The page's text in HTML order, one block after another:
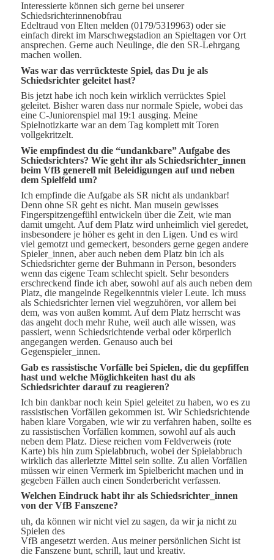
Interessierte können sich gerne bei unserer
Schiedsrichterinnenobfrau
Edeltraud von Elten melden (0179/5319963) oder sie
einfach direkt im Marschwegstadion an Spieltagen vor Ort
ansprechen. Gerne auch Neulinge, die den SR-Lehrgang
machen wollen.
Was war das verrückteste Spiel, das Du je als
Schiedsrichter geleitet hast?
Bis jetzt habe ich noch kein wirklich verrücktes Spiel
geleitet. Bisher waren dass nur normale Spiele, wobei das
eine C-Juniorenspiel mal 19:1 ausging. Meine
Spielnotizkarte war an dem Tag komplett mit Toren
vollgekritzelt.
Wie empfindest du die “undankbare” Aufgabe des
Schiedsrichters? Wie geht ihr als Schiedsrichter_innen
beim VfB generell mit Beleidigungen auf und neben
dem Spielfeld um?
Ich empfinde die Aufgabe als SR nicht als undankbar!
Denn ohne SR geht es nicht. Man musein gewisses
Fingerspitzengefühl entwickeln über die Zeit, wie man
damit umgeht. Auf dem Platz wird unheimlich viel geredet,
insbesondere je höher es geht in den Ligen. Und es wird
viel gemotzt und gemeckert, besonders gerne gegen andere
Spieler_innen, aber auch neben dem Platz bin ich als
Schiedsrichter gerne der Buhmann in Person, besonders
wenn das eigene Team schlecht spielt. Sehr besonders
erschreckend finde ich aber, sowohl auf als auch neben dem
Platz, die mangelnde Regelkenntnis vieler Leute. Ich muss
als Schiedsrichter lernen viel wegzuhören, vor allem bei
dem, was von außen kommt. Auf dem Platz herrscht was
das angeht doch mehr Ruhe, weil auch alle wissen, was
passiert, wenn Schiedsrichtende verbal oder körperlich
angegangen werden. Genauso auch bei
Gegenspieler_innen.
Gab es rassistische Vorfälle bei Spielen, die du gepfiffen
hast und welche Möglichkeiten hast du als
Schiedsrichter darauf zu reagieren?
Ich bin dankbar noch kein Spiel geleitet zu haben, wo es zu
rassistischen Vorfällen gekommen ist. Wir Schiedsrichtende
haben klare Vorgaben, wie wir zu verfahren haben, sollte es
zu rassistischen Vorfällen kommen, sowohl auf als auch
neben dem Platz. Diese reichen vom Feldverweis (rote
Karte) bis hin zum Spielabbruch, wobei der Spielabbruch
wirklich das allerletzte Mittel sein sollte. Zu allen Vorfällen
müssen wir einen Vermerk im Spielbericht machen und in
gegeben Fällen auch einen Sonderbericht verfassen.
Welchen Eindruck habt ihr als Schiedsrichter_innen
von der VfB Fanszene?
uh, da können wir nicht viel zu sagen, da wir ja nicht zu
Spielen des
VfB angesetzt werden. Aus meiner persönlichen Sicht ist
die Fanszene bunt, schrill, laut und kreativ.